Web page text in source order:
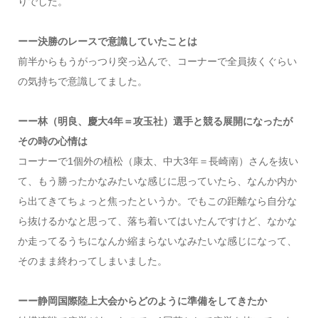
ーー決勝のレースで意識していたことは
前半からもうがっつり突っ込んで、コーナーで全員抜くぐらい
の気持ちで意識してました。
ーー林（明良、慶大4年＝攻玉社）選手と競る展開になったが
その時の心情は
コーナーで1個外の植松（康太、中大3年＝長崎南）さんを抜い
て、もう勝ったかなみたいな感じに思っていたら、なんか内か
ら出てきてちょっと焦ったというか。でもこの距離なら自分な
ら抜けるかなと思って、落ち着いてはいたんですけど、なかな
か走ってるうちになんか縮まらないなみたいな感じになって、
そのまま終わってしまいました。
ーー静岡国際陸上大会からどのように準備をしてきたか